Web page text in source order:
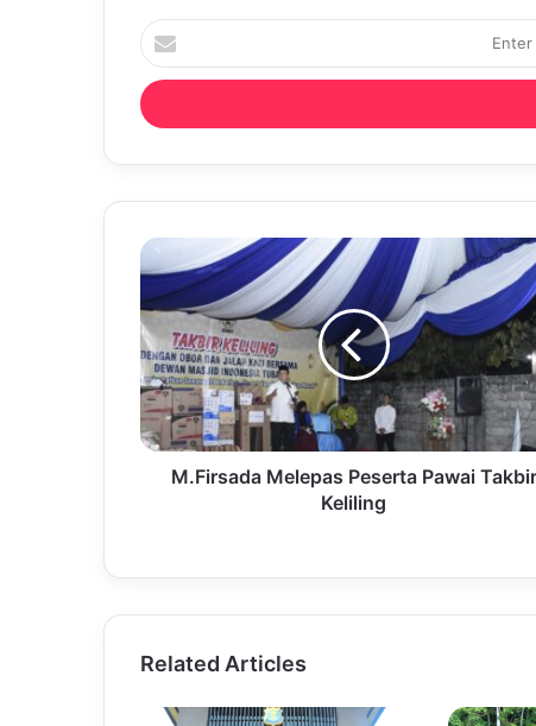
Enter
your
Email
address
M.Firsada Melepas Peserta Pawai Takbir
Keliling
Related Articles